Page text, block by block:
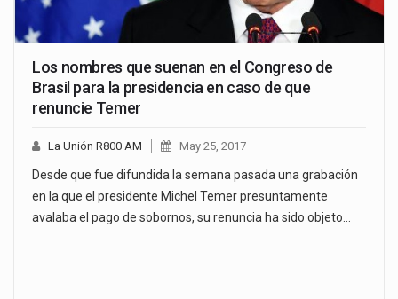
Los nombres que suenan en el Congreso de
Brasil para la presidencia en caso de que
renuncie Temer
La Unión R800 AM May 25, 2017
Desde que fue difundida la semana pasada una grabación
en la que el presidente Michel Temer presuntamente
avalaba el pago de sobornos, su renuncia ha sido objeto…